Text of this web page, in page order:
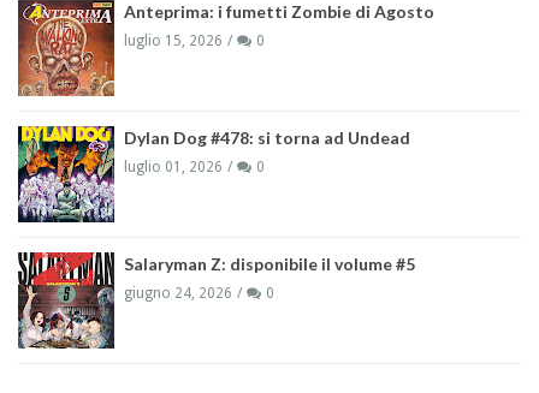
Anteprima: i fumetti Zombie di Agosto
luglio 15, 2026 0
Dylan Dog #478: si torna ad Undead
luglio 01, 2026 0
Salaryman Z: disponibile il volume #5
giugno 24, 2026 0